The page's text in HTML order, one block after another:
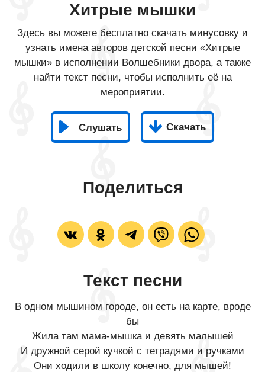
Хитрые мышки
Здесь вы можете бесплатно скачать минусовку и
узнать имена авторов детской песни «Хитрые
мышки» в исполнении Волшебники двора, а также
найти текст песни, чтобы исполнить её на
мероприятии.
Слушать Скачать
Поделиться
Текст песни
В одном мышином городе, он есть на карте, вроде
бы
Жила там мама-мышка и девять малышей
И дружной серой кучкой с тетрадями и ручками
Они ходили в школу конечно, для мышей!